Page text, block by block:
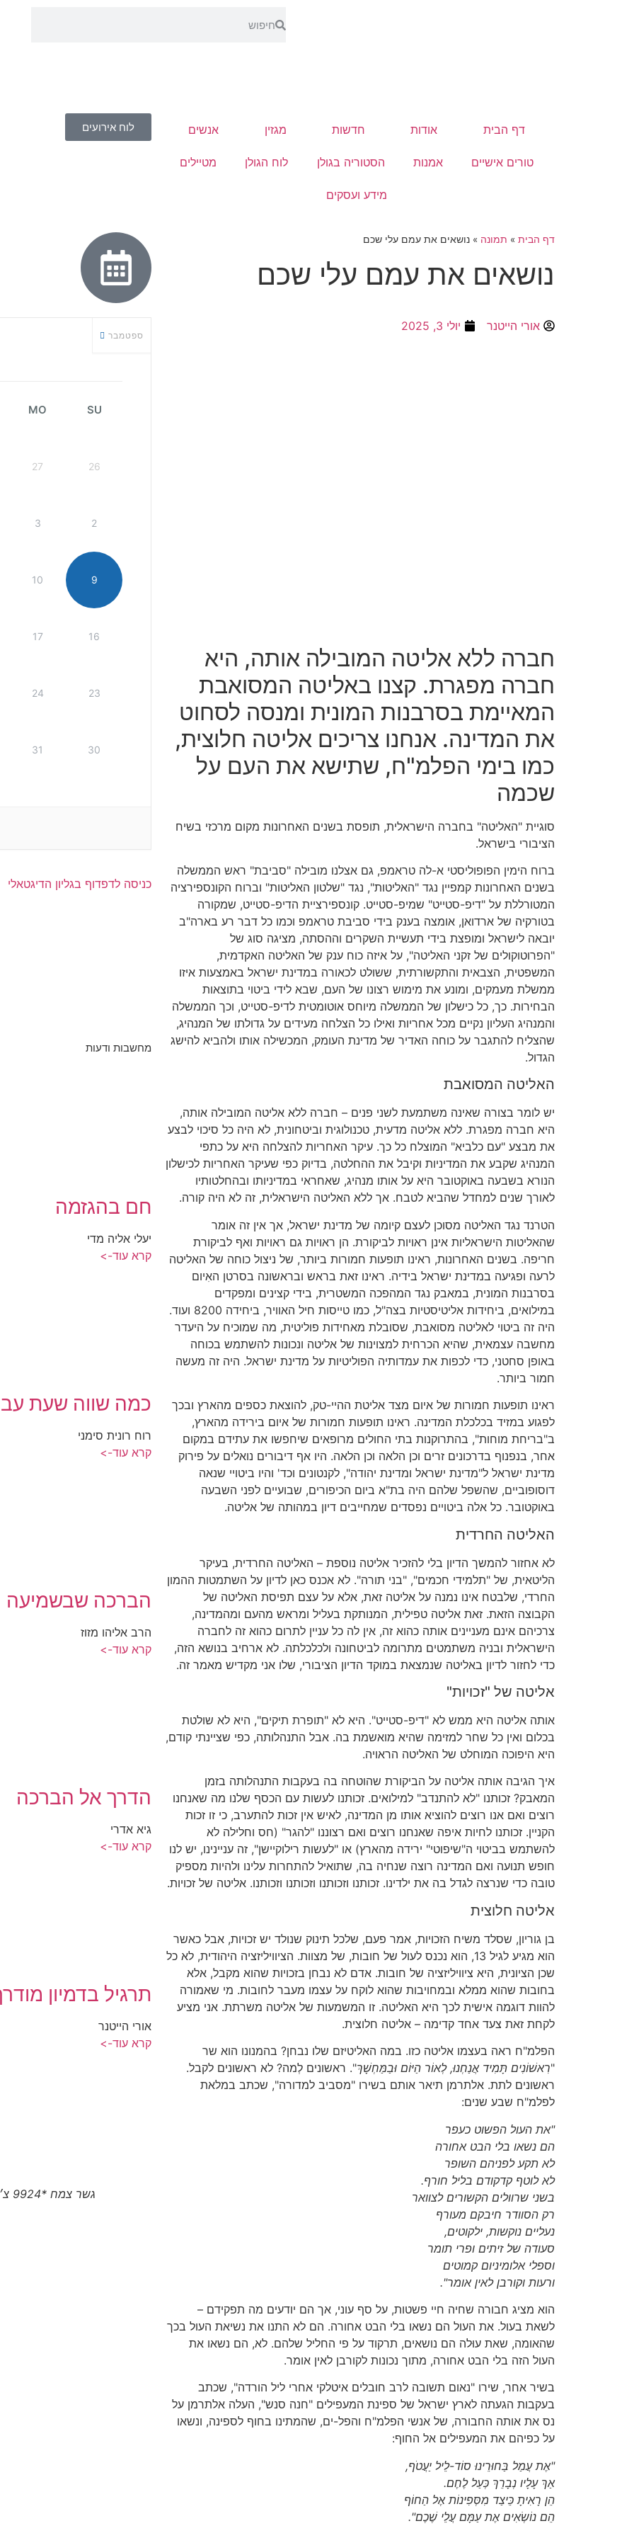
דף הבית אודות חדשות מגזין אנשים
טורים אישיים אמנות הסטוריה בגולן לוח הגולן מטיילים
מידע ועסקים
לוח אירועים
דף הבית » תמונה » נושאים את עמם עלי שכם
נושאים את עמם עלי שכם
אורי הייטנר יולי 3, 2025
חברה ללא אליטה המובילה אותה, היא
חברה מפגרת. קצנו באליטה המסואבת
המאיימת בסרבנות המונית ומנסה לסחוט
את המדינה. אנחנו צריכים אליטה חלוצית,
כמו בימי הפלמ"ח, שתישא את העם על
שכמה
סוגיית "האליטה" בחברה הישראלית, תופסת בשנים האחרונות מקום מרכזי בשיח
הציבורי בישראל.
ברוח הימין הפופוליסטי א-לה טראמפ, גם אצלנו מובילה "סביבת" ראש הממשלה
בשנים האחרונות קמפיין נגד "האליטות", נגד "שלטון האליטות" וברוח הקונספירציה
המטורללת על "דיפ-סטייט" שמיפ-סטייט. קונספירציית הדיפ-סטייט, שמקורה
בטורקיה של ארדואן, אומצה בענק בידי סביבת טראמפ וכמו כל דבר רע בארה"ב
יובאה לישראל ומופצת בידי תעשיית השקרים וההסתה, מציגה סוג של
"הפרוטוקולים של זקני האליטה", על איזה כוח ענק של האליטה האקדמית,
המשפטית, הצבאית והתקשורתית, ששולט לכאורה במדינת ישראל באמצעות איזו
ממשלת מעמקים, ומונע את מימוש רצונו של העם, שבא לידי ביטוי בתוצאות
הבחירות. כך, כל כישלון של הממשלה מיוחס אוטומטית לדיפ-סטייט, וכך הממשלה
והמנהיג העליון נקיים מכל אחריות ואילו כל הצלחה מעידים על גדולתו של המנהיג,
שהצליח להתגבר על כוחה האדיר של מדינת העומק, המכשילה אותו ולהביא להישג
הגדול.
האליטה המסואבת
יש לומר בצורה שאינה משתמעת לשני פנים – חברה ללא אליטה המובילה אותה,
היא חברה מפגרת. ללא אליטה מדעית, טכנולוגית וביטחונית, לא היה כל סיכוי לבצע
את מבצע "עם כלביא" המוצלח כל כך. עיקר האחריות להצלחה היא על כתפי
המנהיג שקבע את המדיניות וקיבל את ההחלטה, בדיוק כפי שעיקר האחריות לכישלון
הנורא בשבעה באוקטובר היא על אותו מנהיג, שאחראי במדיניותו ובהחלטותיו
לאורך שנים למחדל שהביא לטבח. אך ללא האליטה הישראלית, זה לא היה קורה.
הטרנד נגד האליטה מסוכן לעצם קיומה של מדינת ישראל, אך אין זה אומר
שהאליטות הישראליות אינן ראויות לביקורת. הן ראויות גם ראויות ואף לביקורת
חריפה. בשנים האחרונות, ראינו תופעות חמורות ביותר, של ניצול כוחה של האליטה
לרעה ופגיעה במדינת ישראל בידיה. ראינו זאת בראש ובראשונה בסרטן האִיום
בסרבנות המונית, במאבק נגד המהפכה המשטרית, בידי קצינים ומפקדים
במילואים, ביחידות אליטיסטיות בצה"ל, כמו טייסות חיל האוויר, ביחידה 8200 ועוד.
היה זה ביטוי לאליטה מסואבת, שסובלת מאחידות פוליטית, מה שמוכיח על היעדר
מחשבה עצמאית, שהיא הכרחית למצוינות של אליטה ונכונות להשתמש בכוחה
באופן סחטני, כדי לכפות את עמדותיה הפוליטיות על מדינת ישראל. היה זה מעשה
חמור ביותר.
ראינו תופעות חמורות של איום מצד אליטת ההיי-טק, להוצאת כספים מהארץ ובכך
לפגוע במזיד בכלכלת המדינה. ראינו תופעות חמורות של איום בירידה מהארץ,
ב"בריחת מוחות", בהתרוקנות בתי החולים מרופאים שיחפשו את עתידם במקום
אחר, בנפנוף בדרכונים זרים וכן הלאה וכן הלאה. היו אף דיבורים נואלים על פירוק
מדינת ישראל ל"מדינת ישראל ומדינת יהודה", לקנטונים וכד' והיו ביטויי שנאה
דוסופוביים, שהשפל שלהם היה בת"א ביום הכיפורים, שבועיים לפני השבעה
באוקטובר. כל אלה ביטויים נפסדים שמחייבים דיון במהותה של אליטה.
האליטה החרדית
לא אחזור להמשך הדיון בלי להזכיר אליטה נוספת – האליטה החרדית, בעיקר
הליטאית, של "תלמידי חכמים", "בני תורה". לא אכנס כאן לדיון על השתמטות ההמון
החרדי, שלבטח אינו נמנה על אליטה זאת, אלא על עצם תפיסת האליטה של
הקבוצה הזאת. זאת אליטה טפילית, המנותקת בעליל ומראש מהעם ומהמדינה,
צרכיהם אינם מעניינים אותה כהוא זה, אין לה כל עניין לתרום כהוא זה לחברה
הישראלית ובניה משתמטים מתרומה לביטחונה ולכלכלתה. לא ארחיב בנושא הזה,
כדי לחזור לדיון באליטה שנמצאת במוקד הדיון הציבורי, שלו אני מקדיש מאמר זה.
אליטה של "זכויות"
אותה אליטה היא ממש לא "דיפ-סטייט". היא לא "תופרת תיקים", היא לא שולטת
בכלום ואין כל שחר למזימה שהיא מואשמת בה. אבל התנהלותה, כפי שציינתי קודם,
היא היפוכה המוחלט של האליטה הראויה.
איך הגיבה אותה אליטה על הביקורת שהוטחה בה בעקבות התנהלותה בזמן
המאבק? זכותנו "לא להתנדב" למילואים. זכותנו לעשות עם הכסף שלנו מה שאנחנו
רוצים ואם אנו רוצים להוציא אותו מן המדינה, לאיש אין זכות להתערב, כי זו זכות
הקניין. זכותנו לחיות איפה שאנחנו רוצים ואם רצוננו "להגר" (חס וחלילה לא
להשתמש בביטוי ה"שיפוטי" ירידה מהארץ) או "לעשות רילוקיישן", זה עניינינו, יש לנו
חופש תנועה ואם המדינה רוצה שנחיה בה, שתואיל להתחרות עלינו ולהיות מספיק
טובה כדי שנרצה לגדל בה את ילדינו. זכותנו וזכותנו וזכותנו וזכותנו. אליטה של זכויות.
אליטה חלוצית
בן גוריון, שסלד משיח הזכויות, אמר פעם, שלכל תינוק שנולד יש זכויות, אבל כאשר
הוא מגיע לגיל 13, הוא נכנס לעול של חובות, של מצוות. הציוויליזציה היהודית, לא כל
שכן הציונית, היא ציוויליזציה של חובות. אדם לא נבחן בזכויות שהוא מקבל, אלא
בחובות שהוא ממלא ובמחויבות שהוא לוקח על עצמו מעבר לחובות. מי שאמורה
להוות דוגמה אישית לכך היא האליטה. זו המשמעות של אליטה משרתת. אני מציע
לקחת זאת צעד אחד קדימה – אליטה חלוצית.
הפלמ"ח ראה בעצמו אליטה כזו. במה האליטיזם שלו נבחן? בהמנונו הוא שר
"רִאשׁוֹנִים תָּמִיד אֲנַחְנוּ, לְאוֹר הַיּוֹם וּבַמַּחְשָׁךְ". ראשונים לְמה? לא ראשונים לקבל.
ראשונים לתת. אלתרמן תיאר אותם בשירו "מסביב למדורה", שכתב במלאת
לפלמ"ח שבע שנים:
"את העול הפשוט כעפר
הם נשאו בלי הבט אחורה
לא תקע לפניהם השופר
לא לוטף קדקודם בליל חורף.
בשני שרוולים הקשורים לצוואר
רק הסוודר חיבקם מעורף
נעליים נוקשות, ילקוטים,
סעודה של זיתים ופרי תומר
וספלי אלומיניום קמוטים
ורעות וקורבן לאין אומר".
הוא מציג חבורה שחיה חיי פשטות, על סף עוני, אך הם יודעים מה תפקידם –
לשאת בעול. את העול הם נשאו בלי הבט אחורה. הם לא התנו את נשיאת העול בכך
שהאומה, שאת עוּלה הם נושאים, תרקוד על פי החליל שלהם. לא, הם נשאו את
העול הזה בלי הבט אחורה, מתוך נכונות לקורבן לאין אומר.
בשיר אחר, שירו "נאום תשובה לרב חובלים איטלקי אחרי ליל הורדה", שכתב
בעקבות הגעתה לארץ ישראל של ספינת המעפילים "חנה סנש", העלה אלתרמן על
נס את אותה החבורה, של אנשי הפלמ"ח והפל-ים, שהמתינו בחוף לספינה, ונשאו
על כפיהם את המעפילים אל החוף:
"אֶת עֲמַל בַּחוּרֵינוּ סוֹד-לֵיל יַעֲטֹף,
אַךְ עָלָיו נְבָרֵךְ כְּעַל לֶחֶם.
הֵן רָאִיתָ כֵּיצַד מִסְּפִינוֹת אֶל הַחוֹף
הֵם נוֹשְׂאִים אֶת עַמָּם עֲלֵי שֶׁכֶם".
ספטמבר
SU
MO
26
27
2
3
9
10
16
17
23
24
30
31
כניסה לדפדוף בגליון הדיגטאלי
מחשבות ודעות
חם בהגזמה
יעלי אליה מדי
קרא עוד->
כמה שווה שעת
רוח רונית סימני
קרא עוד->
הברכה שבשמיעה
הרב אליהו מזוז
קרא עוד->
הדרך אל הברכה
גיא אדרי
קרא עוד->
תרגיל בדמיון
אורי הייטנר
קרא עוד->
גשר צמח *9924 צ׳יטו טיגו 8 פרו המותג הסיני הגיע לצפון